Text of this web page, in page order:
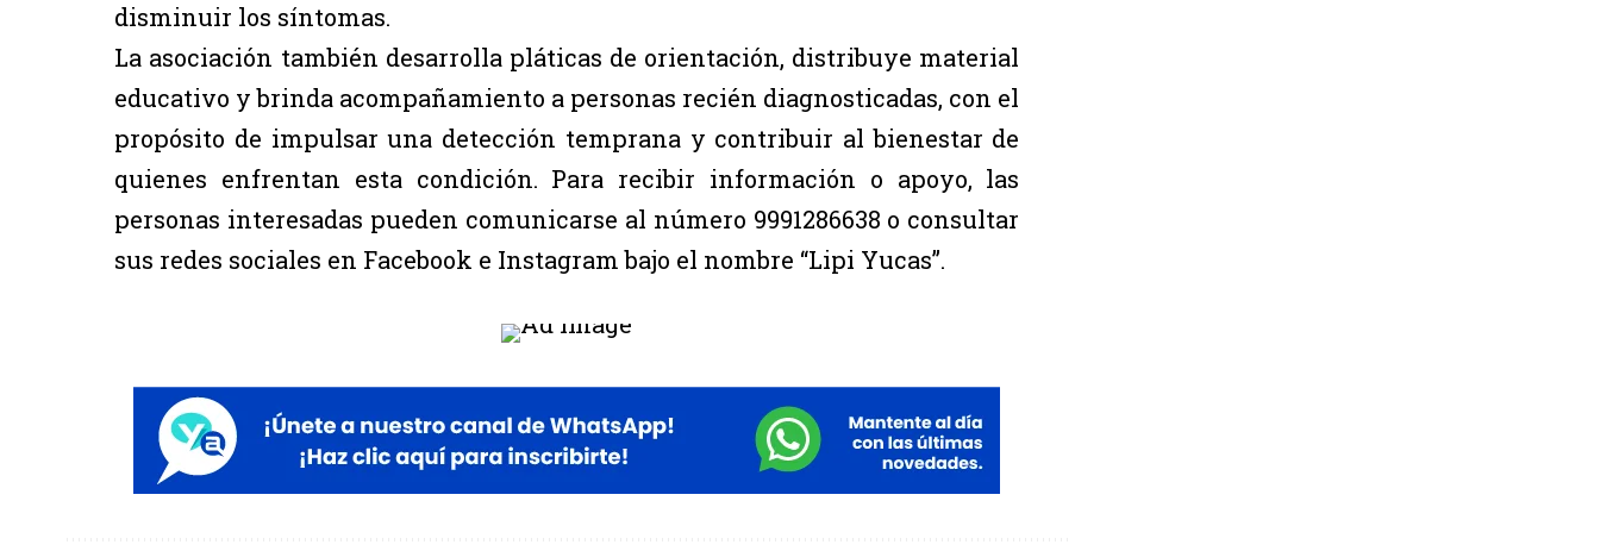
disminuir los síntomas.
La asociación también desarrolla pláticas de orientación, distribuye material
educativo y brinda acompañamiento a personas recién diagnosticadas, con el
propósito de impulsar una detección temprana y contribuir al bienestar de
quienes enfrentan esta condición. Para recibir información o apoyo, las
personas interesadas pueden comunicarse al número 9991286638 o consultar
sus redes sociales en Facebook e Instagram bajo el nombre “Lipi Yucas”.